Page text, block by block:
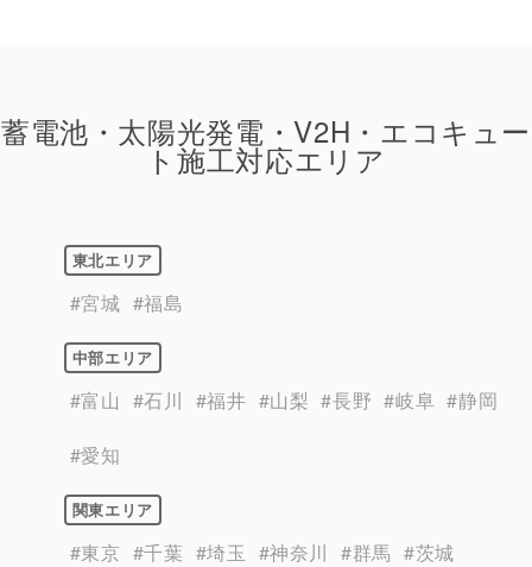
蓄電池・太陽光発電・V2H・エコキュー
ト施工対応エリア
東北エリア
#宮城 #福島
中部エリア
#富山 #石川 #福井 #山梨 #長野 #岐阜 #静岡
#愛知
関東エリア
#東京 #千葉 #埼玉 #神奈川 #群馬 #茨城